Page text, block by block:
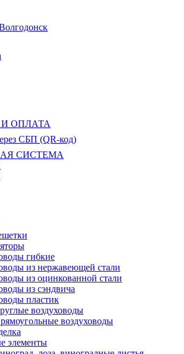
ОПЛАТА
СБП (QR-код)
СИСТЕМА
гибкие
из нержавеющей стали
из оцинкованной стали
из сэндвича
пластик
воздуховоды
воздуховоды
элементы